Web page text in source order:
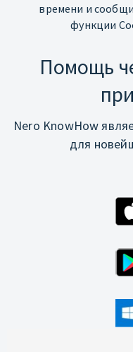
времени и
функции
Помощь
Nero KnowHow
для